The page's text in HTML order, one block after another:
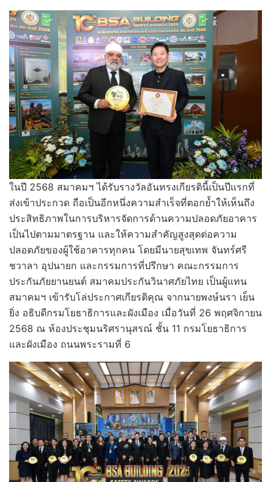
ในปี 2568 สมาคมฯ ได้รับรางวัลอันทรงเกียรตินี้เป็นปีแรกที่
ส่งเข้าประกวด ถือเป็นอีกหนึ่งความสำเร็จที่ตอกย้ำให้เห็นถึง
ประสิทธิภาพในการบริหารจัดการด้านความปลอดภัยอาคาร
เป็นไปตามมาตรฐาน และให้ความสำคัญสูงสุดต่อความ
ปลอดภัยของผู้ใช้อาคารทุกคน โดยมีนายสุขเทพ จันทร์ศรี
ชวาลา อุปนายก และกรรมการที่ปรึกษา คณะกรรมการ
ประกันภัยยานยนต์ สมาคมประกันวินาศภัยไทย เป็นผู้แทน
สมาคมฯ เข้ารับโล่ประกาศเกียรติคุณ จากนายพงษ์นรา เย็น
ยิ่ง อธิบดีกรมโยธาธิการและผังเมือง เมื่อวันที่ 26 พฤศจิกายน
2568 ณ ห้องประชุมนริศรานุสรณ์ ชั้น 11 กรมโยธาธิการ
และผังเมือง ถนนพระรามที่ 6